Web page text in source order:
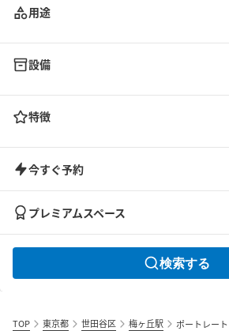
用途
設備
特徴
今すぐ予約
プレミアムスペース
検索する
TOP 東京都 世田谷区 梅ヶ丘駅 ポートレート